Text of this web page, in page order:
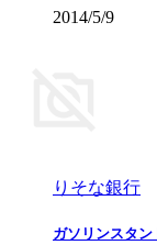
2014/5/9
りそな銀行
ガソリンスタン